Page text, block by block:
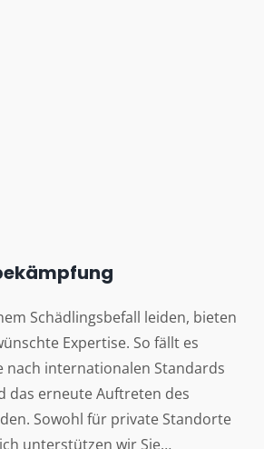
Schädlingsbefall leiden, bieten
Expertise. So fällt es
nach internationalen Standards
das erneute Auftreten des
Sowohl für private Standorte
unterstützen wir Sie…